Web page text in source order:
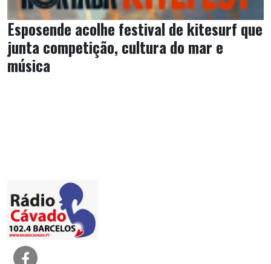
Esposende acolhe festival de kitesurf que
junta competição, cultura do mar e
música